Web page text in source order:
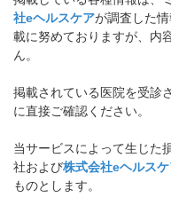
社eヘルスケアが調査した
載に努めておりますが、内
ん。
掲載されている医院を受診
に直接ご確認ください。
当サービスによって生じた
社および株式会社eヘルス
ものとします。